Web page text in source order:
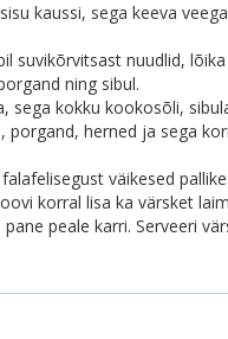
kaussi, sega keeva
suvikõrvitsast nuudlid,
ning sibul.
sega kokku kookosõli,
herned ja sega
väikesed
korral lisa ka värsket
peale karri. Serveeri